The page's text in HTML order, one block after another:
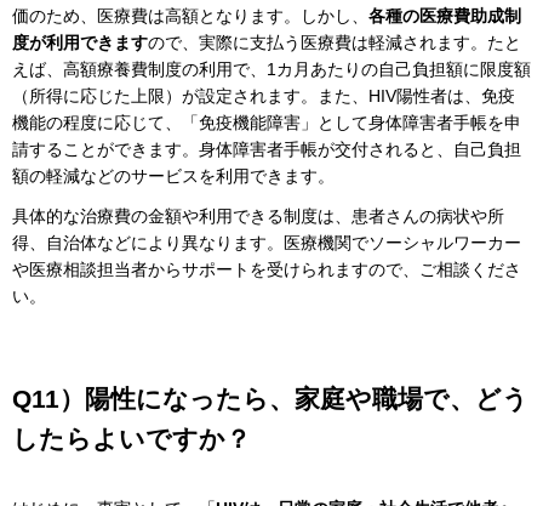
価のため、医療費は高額となります。しかし、 各種の医療費助成制
度が利用できますので、実際に支払う医療費は軽減されます。たと
えば、高額療養費制度の利用で、1カ月あたりの自己負担額に限度額
（所得に応じた上限）が設定されます。また、HIV陽性者は、免疫
機能の程度に応じて、「免疫機能障害」として身体障害者手帳を申
請することができます。身体障害者手帳が交付されると、自己負担
額の軽減などのサービスを利用できます。
具体的な治療費の金額や利用できる制度は、患者さんの病状や所
得、自治体などにより異なります。医療機関でソーシャルワーカー
や医療相談担当者からサポートを受けられますので、ご相談くださ
い。
Q11）陽性になったら、家庭や職場で、どう
したらよいですか？